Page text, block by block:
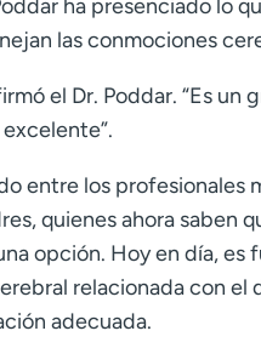
ha presenciado lo
las conmociones
el Dr. Poddar. “Es un
entre los profesionales
quienes ahora saben
opción. Hoy en día, es
relacionada con el
adecuada.